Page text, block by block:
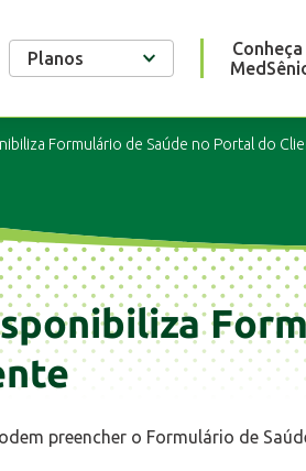
Planos
Conheça
Formulário de Saúde no Portal do
preencher o Formulário de